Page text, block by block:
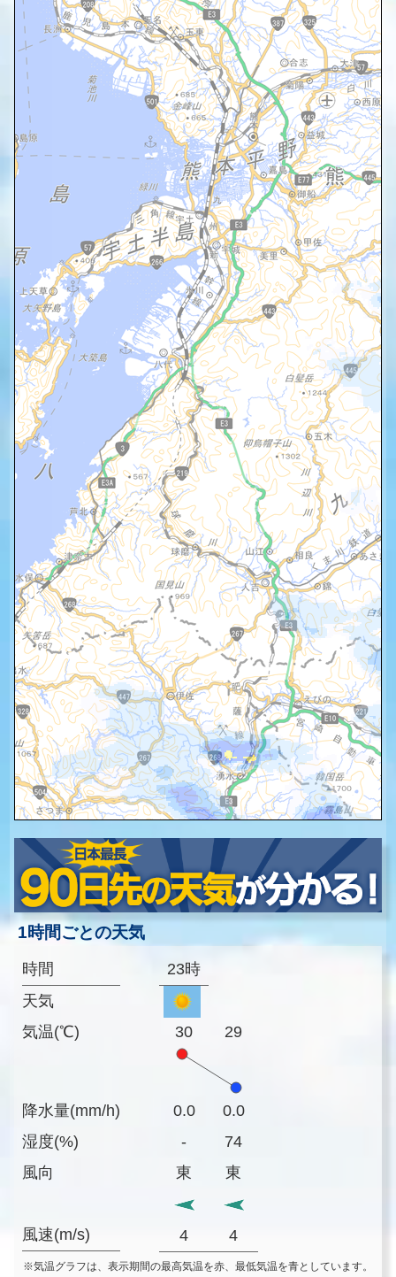
1時間ごとの天気
時間
天気
気温(℃)
降水量(mm/h)
湿度(%)
風向
風速(m/s)
23時
30 29
0.0
0.0
-
74
東
東
4 4
※気温グラフは、表示期間の最高気温を赤、最低気温を青としています。